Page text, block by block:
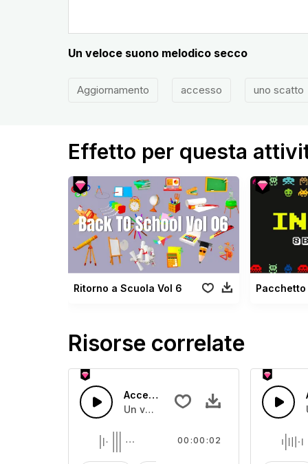
Un veloce suono melodico secco
Aggiornamento accesso uno scatto
Effetto per questa
Ritorno a Scuola Vol 6
Risorse correlate
Accesso 8
Un veloce suono melodico secco
00:00:02